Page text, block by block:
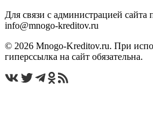
Для связи с администрацией сайта
info@mnogo-kreditov.ru
© 2026 Mnogo-Kreditov.ru. При
гиперссылка на сайт обязательна.